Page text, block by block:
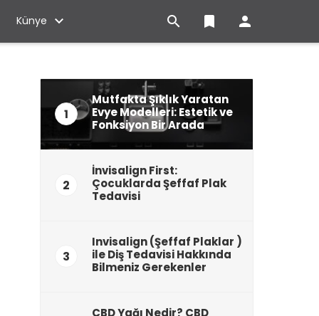
Künye  bookmark 
1
Mutfakta Şıklık Yaratan
Evye Modelleri: Estetik ve
Fonksiyon Bir Arada
2
İnvisalign First:
Çocuklarda Şeffaf Plak
Tedavisi
3
Invisalign (Şeffaf Plaklar )
ile Diş Tedavisi Hakkında
Bilmeniz Gerekenler
CBD Yağı Nedir? CBD